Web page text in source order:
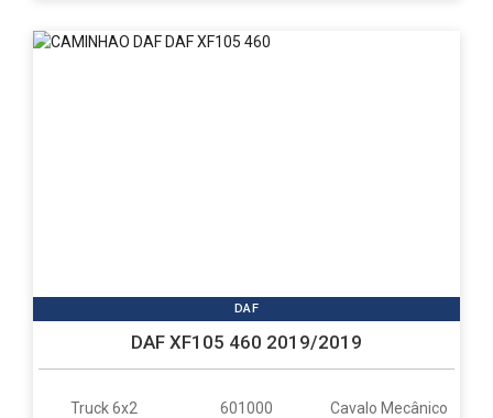
DAF
DAF XF105 460 2019/2019
Truck 6x2 601000 Cavalo Mecânico